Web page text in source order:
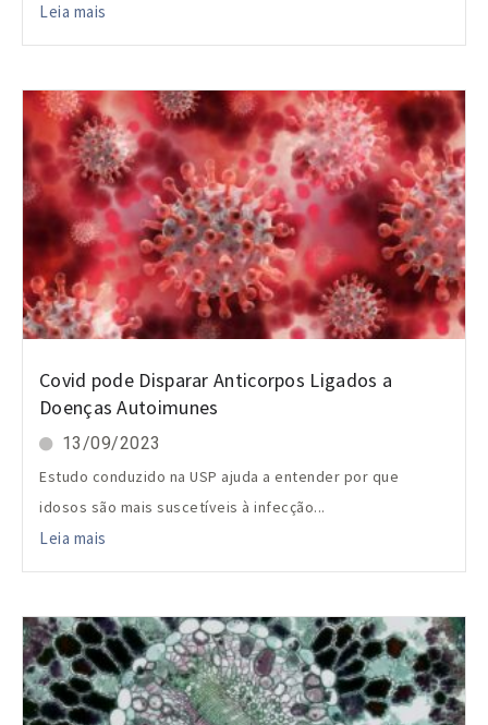
Leia mais
Covid pode Disparar Anticorpos Ligados a
Doenças Autoimunes
13/09/2023
Estudo conduzido na USP ajuda a entender por que
idosos são mais suscetíveis à infecção...
Leia mais